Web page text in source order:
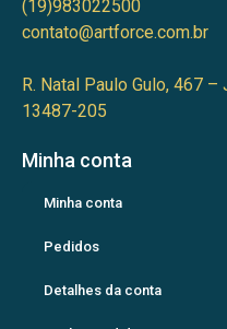
(19)983022500
contato@artforce.com.br
R. Natal Paulo Gulo, 467
13487-205
Minha conta
Minha conta
Pedidos
Detalhes da conta